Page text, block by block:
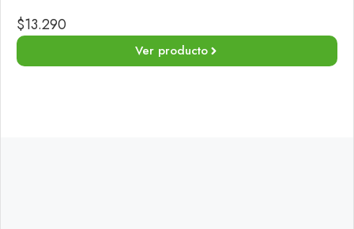
$13.290
Ver producto